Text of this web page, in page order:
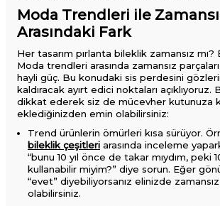
Moda Trendleri ile
Arasındaki Fark
Her tasarım pırlanta bileklik zamansız
Moda trendleri arasında zamansız
hayli güç. Bu konudaki sis perdesini
kaldıracak ayırt edici noktaları açıklıyoruz.
dikkat ederek siz de mücevher kutunuza
eklediğinizden emin olabilirsiniz:
Trend ürünlerin ömürleri kısa sürüyor.
bileklik çeşitleri arasında inceleme
“bunu 10 yıl önce de takar mıydım, peki
kullanabilir miyim?” diye sorun. Eğer
“evet” diyebiliyorsanız elinizde
olabilirsiniz.